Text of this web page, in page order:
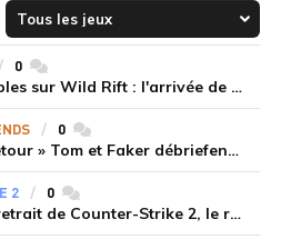
0commentaires
Les champions disponibles sur Wild Rift : l'arrivée de Cho'Gath
0commentaires
« La confiance est de retour » Tom et Faker débriefent la victoire convaincante de T1 face à Dplus KIA
2 0commentaires
Gentle Mates acte son retrait de Counter-Strike 2, le roster ibérique libéré